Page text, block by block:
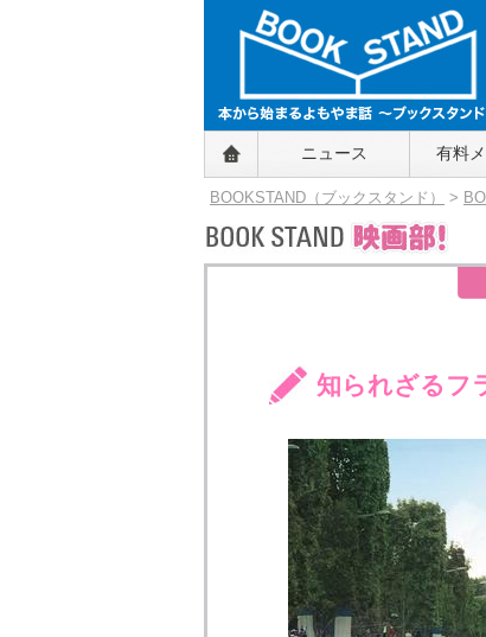
BOOKSTAND（ブックスタンド）
～本から始まるよもやま話～
BOOKSTAND（ブ
ニュース 有料
BOOKSTAND（ブックスタンド） >
知られざるフ